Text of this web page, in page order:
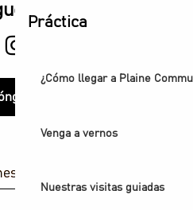
Práctica
¿Cómo llegar a Plaine
Venga a vernos
Nuestras visitas guiadas
somos?